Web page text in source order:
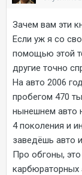
Зачем вам эти
Если уж я со
помощью этой
другие точно
На авто 2006
пробегом 470
нынешнем авто
4 поколения и
заведёшь авто
Про обгоны,